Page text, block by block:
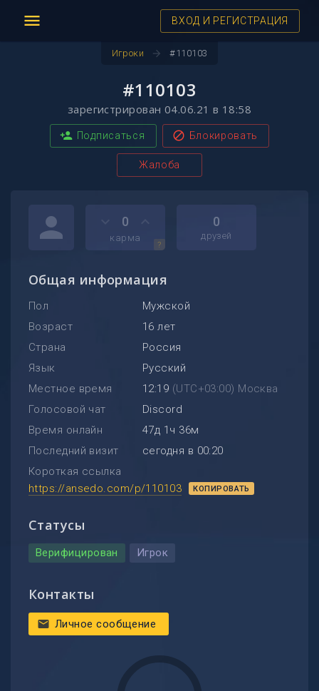
menu ВХОД И РЕГИСТРАЦИЯ
Игроки arrow_forward #110103
#110103
зарегистрирован 04.06.21 в 18:58
person_add Подписаться block Блокировать
Жалоба
person
?
0
карма
0
друзей
Общая информация
Пол
Мужской
Возраст
16 лет
Страна
Россия
Язык
Русский
Местное время
12:19 (UTC+03:00) Москва
Голосовой чат
Discord
Время онлайн
47д 1ч 36м
Последний визит
сегодня в 00:20
Короткая ссылка
https://ansedo.com/p/110103
КОПИРОВАТЬ
Статусы
Верифицирован Игрок
Контакты
mail Личное сообщение